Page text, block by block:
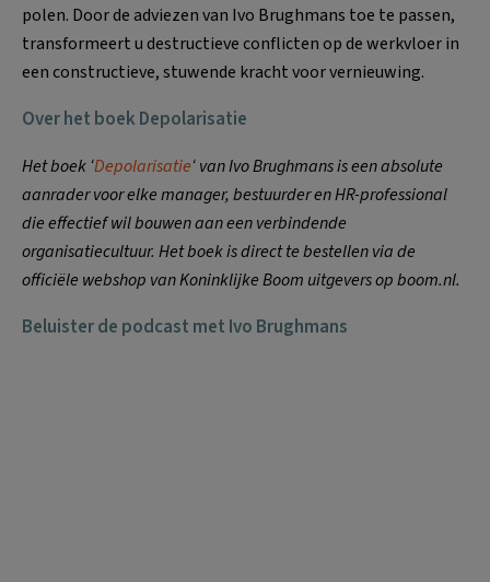
polen. Door de adviezen van Ivo Brughmans toe te passen,
transformeert u destructieve conflicten op de werkvloer in
een constructieve, stuwende kracht voor vernieuwing.
Over het boek Depolarisatie
Het boek ‘Depolarisatie‘ van Ivo Brughmans is een absolute
aanrader voor elke manager, bestuurder en HR-professional
die effectief wil bouwen aan een verbindende
organisatiecultuur. Het boek is direct te bestellen via de
officiële webshop van Koninklijke Boom uitgevers op boom.nl.
Beluister de podcast met Ivo Brughmans